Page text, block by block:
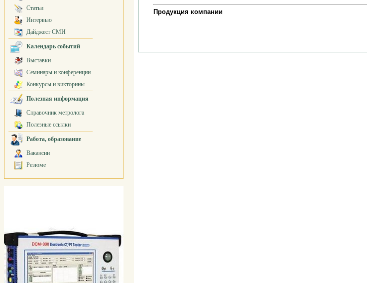
Статьи
Интервью
Дайджест СМИ
Календарь событий
Выставки
Семинары и конференции
Конкурсы и викторины
Полезная информация
Справочник метролога
Полезные ссылки
Работа, образование
Вакансии
Резюме
Продукция компании